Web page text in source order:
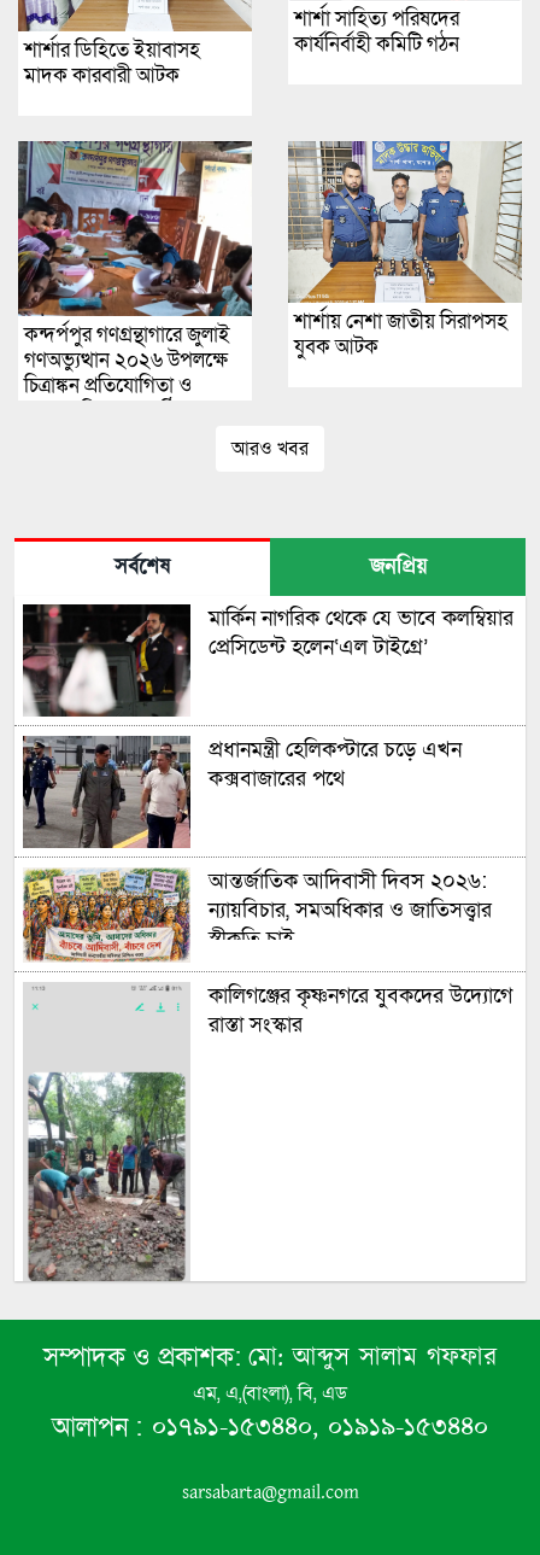
শার্শার ডিহিতে ইয়াবাসহ
মাদক কারবারী আটক
শার্শা সাহিত্য পরিষদের
কার্যনির্বাহী কমিটি গঠন
কন্দর্পপুর গণগ্রন্থাগারে জুলাই
গণঅভ্যুত্থান ২০২৬ উপলক্ষে
চিত্রাঙ্কন প্রতিযোগিতা ও
শার্শায় নেশা জাতীয় সিরাপসহ
যুবক আটক
আরও খবর
সর্বশেষ জনপ্রিয়
মার্কিন নাগরিক থেকে যে ভাবে কলম্বিয়ার
প্রেসিডেন্ট হলেন‘এল টাইগ্রে’
প্রধানমন্ত্রী হেলিকপ্টারে চড়ে এখন
কক্সবাজারের পথে
আন্তর্জাতিক আদিবাসী দিবস ২০২৬:
ন্যায়বিচার, সমঅধিকার ও জাতিসত্ত্বার
স্বীকৃতি চাই
কালিগঞ্জের কৃষ্ণনগরে যুবকদের উদ্যোগে
রাস্তা সংস্কার
বসুন্দিয়া স্কুল অ্যান্ড কলেজের প্রাক্তন
ছাত্র-ছাত্রী পরিষদের মাসিক সভা অনুষ্ঠিত
সুজনের মাসিক সভায় ৪ গুরুত্বপূর্ণ
সম্পাদক ও প্রকাশক: মো: আব্দুস সালাম গফফার
এম, এ,(বাংলা), বি, এড
আলাপন : ০১৭৯১-১৫৩৪৪০, ০১৯১৯-১৫৩৪৪০
sarsabarta@gmail.com